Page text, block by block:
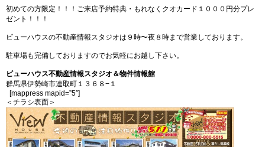
初めての方限定！！！ご来店予約特典・もれなくクオカード１０００円分プレ
ゼント！！！
ビューハウスの不動産情報スタジオは９時〜夜８時まで営業しております。
駐車場も完備しておりますのでお気軽にお越し下さい。
ビューハウス不動産情報スタジオ＆物件情報館
群馬県伊勢崎市連取町１３６８−１
[mappress mapid=”5″]
＜チラシ表面＞